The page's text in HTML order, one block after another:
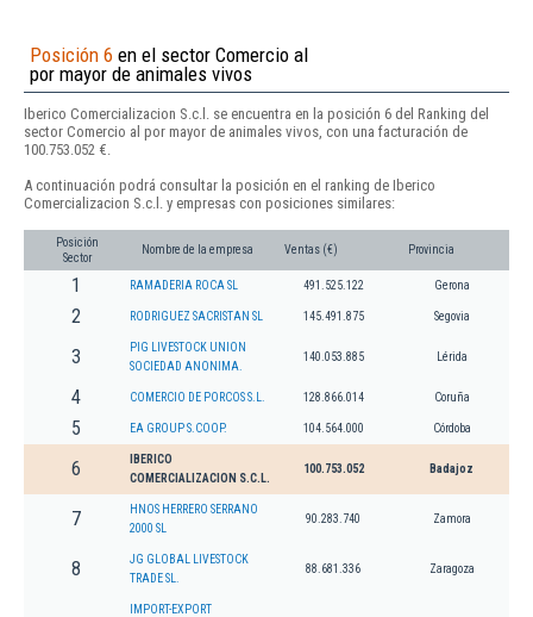
Posición 6 en el sector Comercio al
por mayor de animales vivos
Iberico Comercializacion S.c.l. se encuentra en la posición 6 del Ranking del
sector Comercio al por mayor de animales vivos, con una facturación de
100.753.052 €.
A continuación podrá consultar la posición en el ranking de Iberico
Comercializacion S.c.l. y empresas con posiciones similares:
Posición
Sector
Nombre de la empresa Ventas (€) Provincia
1 RAMADERIA ROCA SL 491.525.122 Gerona
2 RODRIGUEZ SACRISTAN SL 145.491.875 Segovia
3
PIG LIVESTOCK UNION
SOCIEDAD ANONIMA.
140.053.885 Lérida
4 COMERCIO DE PORCOS S.L. 128.866.014 Coruña
5 EA GROUP S.COOP. 104.564.000 Córdoba
6
IBERICO
COMERCIALIZACION S.C.L.
100.753.052 Badajoz
7
HNOS HERRERO SERRANO
2000 SL
90.283.740 Zamora
8
JG GLOBAL LIVESTOCK
TRADE SL.
88.681.336 Zaragoza
IMPORT-EXPORT